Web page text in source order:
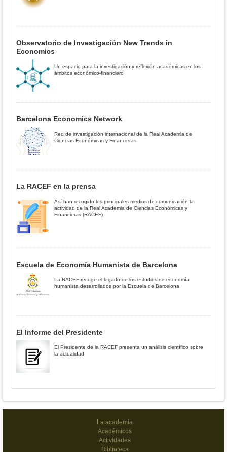
Observatorio de Investigación New Trends in
Economics
Un espacio para la investigación y reflexión académicas en los
ámbitos económico-financiero
Barcelona Economics Network
Red de investigación internacional de la Real Academia de
Ciencias Económicas y Financieras
La RACEF en la prensa
Así han recogido los principales medios de comunicación la
actividad de la Real Academia de Ciencias Económicas y
Financieras (RACEF)
Escuela de Economía Humanista de Barcelona
La RACEF recoge el legado de los estudios de economía
humanista desarrollados por la Escuela de Barcelona
El Informe del Presidente
El Presidente de la RACEF presenta un análisis científico sobre
la actualidad
La academia
Académicos
Actividades
Biblioteca